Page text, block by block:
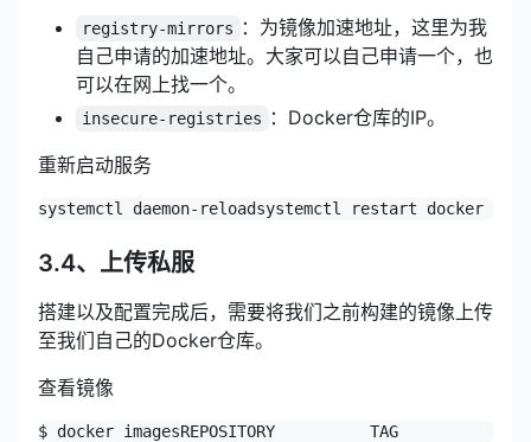
registry-mirrors
：为镜像加速地址，这里为我
自己申请的加速地址。大家可以自己申请一个，也
可以在网上找一个。
insecure-registries
：Docker仓库的IP。
重新启动服务
systemctl daemon-reloadsystemctl restart docker
3.4、上传私服
搭建以及配置完成后，需要将我们之前构建的镜像上传
至我们自己的Docker仓库。
查看镜像
$ docker imagesREPOSITORY          TAG